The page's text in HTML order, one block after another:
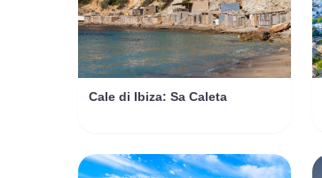
Cale di Ibiza: Sa Caleta